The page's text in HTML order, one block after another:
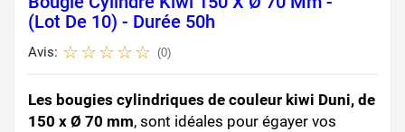
(Lot De 10) - Durée 50h
Avis: (0)
Les bougies cylindriques de couleur kiwi Duni, de
150 x Ø 70 mm, sont idéales pour égayer vos